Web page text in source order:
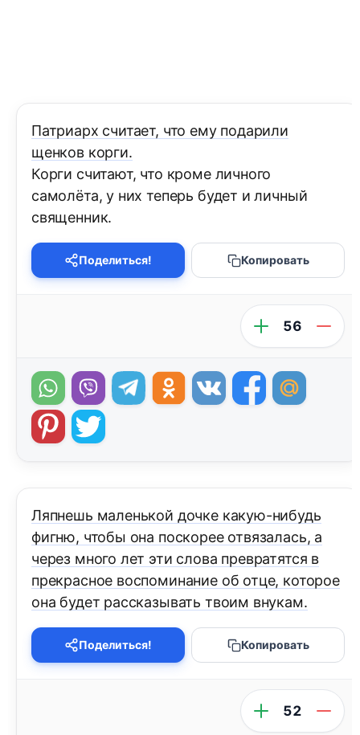
Патриарх считает, что ему подарили
щенков корги.
Корги считают, что кроме личного
самолёта, у них теперь будет и личный
священник.
Поделиться! Копировать
56
Ляпнешь маленькой дочке какую-нибудь
фигню, чтобы она поскорее отвязалась, а
через много лет эти слова превратятся в
прекрасное воспоминание об отце, которое
она будет рассказывать твоим внукам.
Поделиться! Копировать
52